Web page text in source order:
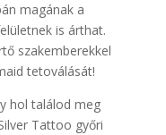
magának a
is árthat.
szakemberekkel
tetoválását!
hol találod meg
Tattoo győri